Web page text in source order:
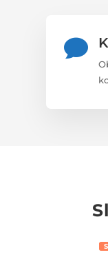
